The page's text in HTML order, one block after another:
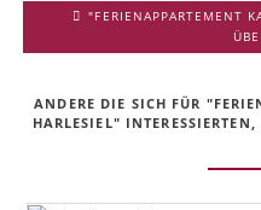
"FERIENAPPARTEMENT
ANDERE DIE SICH FÜR
HARLESIEL"